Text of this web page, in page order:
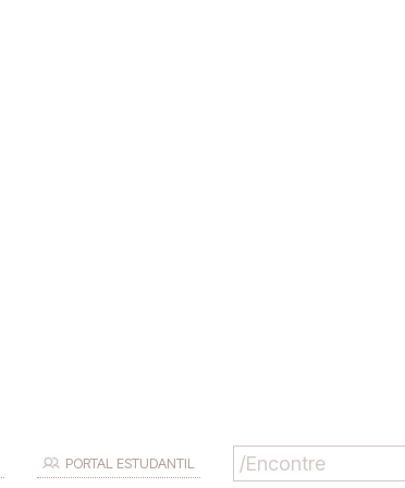
PORTAL ESTUDANTIL